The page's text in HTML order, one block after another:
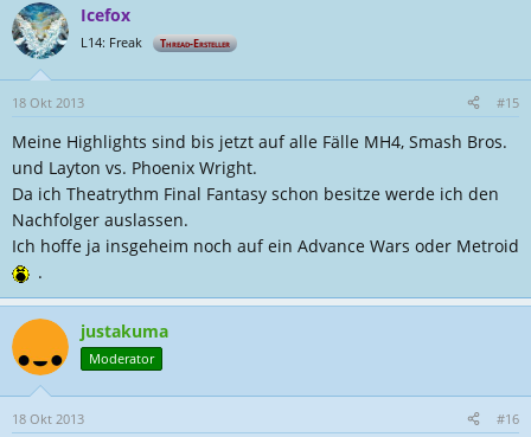
Icefox
L14: Freak Thread-Ersteller
18 Okt 2013 #15
Meine Highlights sind bis jetzt auf alle Fälle MH4, Smash Bros.
und Layton vs. Phoenix Wright.
Da ich Theatrythm Final Fantasy schon besitze werde ich den
Nachfolger auslassen.
Ich hoffe ja insgeheim noch auf ein Advance Wars oder Metroid
.
justakuma
Moderator
18 Okt 2013 #16